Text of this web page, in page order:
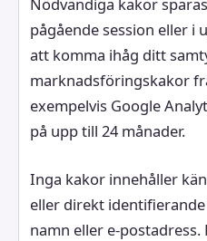
pågående session eller i
att komma ihåg ditt
marknadsföringskakor
exempelvis Google
på upp till 24 månader.
Inga kakor innehåller
eller direkt
namn eller e-